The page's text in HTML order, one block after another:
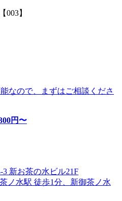
003】
なので、まずはご相談くださ
円〜
新お茶の水ビル21F
ノ水駅 徒歩1分、新御茶ノ水